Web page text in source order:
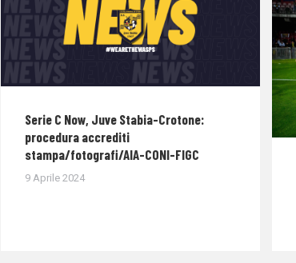
Serie C Now, Juve Stabia-Crotone:
procedura accrediti
stampa/fotografi/AIA-CONI-FIGC
9 Aprile 2024